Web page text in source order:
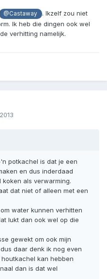
@Castaway
. Ikzelf zou niet
Ik heb die dingen ook wel
verhitting namelijk.
potkachel is dat je een
en dus inderdaad
als verwarming.
dat niet of alleen met een
water kunnen verhitten
lukt dan ook wel op die
gewekt om ook mijn
daar denk ik nog even
kan hebben
dan is dat wel